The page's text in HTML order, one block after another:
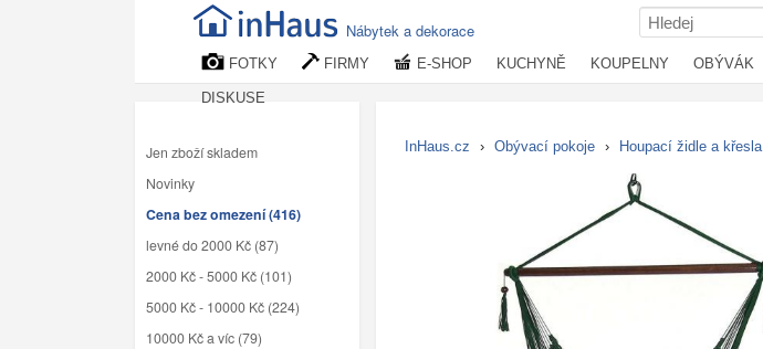
Nábytek a dekorace
FOTKY FIRMY E-SHOP KUCHYNĚ KOUPELNY OBÝVÁK
DISKUSE
Jen zboží skladem
Novinky
Cena bez omezení (416)
levné do 2000 Kč (87)
2000 Kč - 5000 Kč (101)
5000 Kč - 10000 Kč (224)
10000 Kč a víc (79)
InHaus.cz › Obývací pokoje › Houpací židle a křesla